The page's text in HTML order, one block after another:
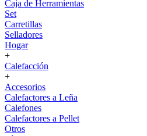
Caja de Herramientas
Set
Carretillas
Selladores
Hogar
+
Calefacción
+
Accesorios
Calefactores a Leña
Calefones
Calefactores a Pellet
Otros